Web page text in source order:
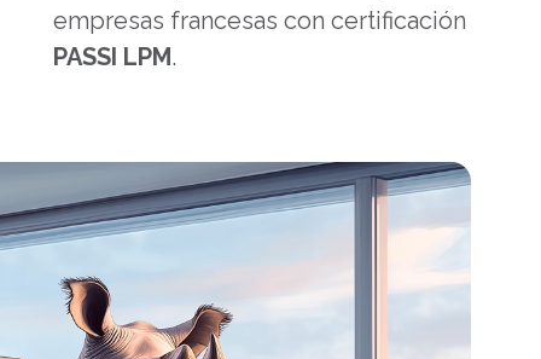
empresas francesas con certificación
PASSI LPM.